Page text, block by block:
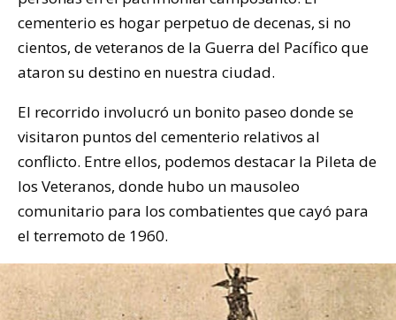
cementerio es hogar perpetuo de decenas, si no
cientos, de veteranos de la Guerra del Pacífico que
ataron su destino en nuestra ciudad.
El recorrido involucró un bonito paseo donde se
visitaron puntos del cementerio relativos al
conflicto. Entre ellos, podemos destacar la Pileta de
los Veteranos, donde hubo un mausoleo
comunitario para los combatientes que cayó para
el terremoto de 1960.